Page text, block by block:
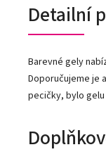
Detailní
Barevné gely
Doporučujeme je
pecičky, bylo